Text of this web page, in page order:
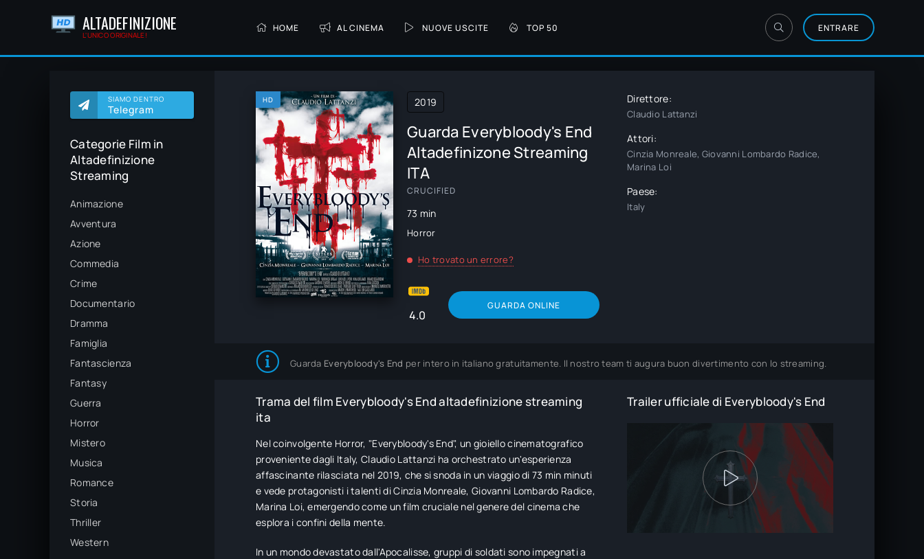
ALTADEFINIZIONE
L'UNICO ORIGINALE!
HOME AL CINEMA NUOVE USCITE TOP 50 ENTRARE
SIAMO DENTRO
Telegram
Categorie Film in
Altadefinizione
Streaming
Animazione
Avventura
Azione
Commedia
Crime
Documentario
Dramma
Famiglia
Fantascienza
Fantasy
Guerra
Horror
Mistero
Musica
Romance
Storia
Thriller
Western
HD
Guarda Everybloody's End
Altadefinizone Streaming
ITA
CRUCIFIED
73 min
Horror
2019
Ho trovato un errore?
4.0
GUARDA ONLINE
Direttore:
Claudio Lattanzi
Attori:
Cinzia Monreale, Giovanni Lombardo Radice,
Marina Loi
Paese:
Italy
Guarda Everybloody's End per intero in italiano gratuitamente. Il nostro team ti augura buon divertimento con lo streaming.
Trama del film Everybloody's End altadefinizione streaming
ita
Nel coinvolgente Horror, "Everybloody's End", un gioiello cinematografico
proveniente dagli Italy, Claudio Lattanzi ha orchestrato un'esperienza
affascinante rilasciata nel 2019, che si snoda in un viaggio di 73 min minuti
e vede protagonisti i talenti di Cinzia Monreale, Giovanni Lombardo Radice,
Marina Loi, emergendo come un film cruciale nel genere del cinema che
esplora i confini della mente.
In un mondo devastato dall'Apocalisse, gruppi di soldati sono impegnati a
Trailer ufficiale di Everybloody's End